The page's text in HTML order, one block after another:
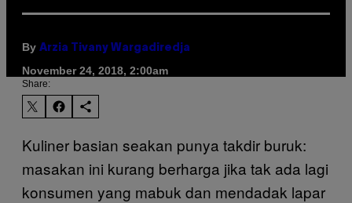
By Arzia Tivany Wargadiredja
November 24, 2018, 2:00am
Share:
Kuliner basian seakan punya takdir buruk:
masakan ini kurang berharga jika tak ada lagi
konsumen yang mabuk dan mendadak lapar